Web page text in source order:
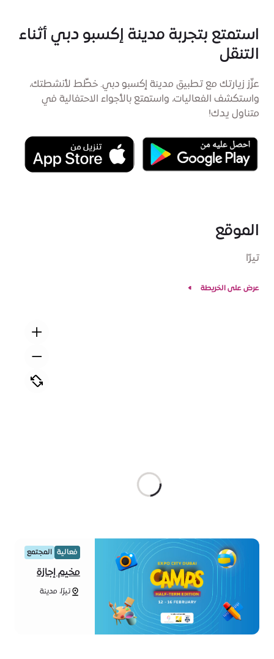
استمتع بتجربة مدينة إكسبو دبي أثناء
التنقل
عزّز زيارتك مع تطبيق مدينة إكسبو دبي. خطِّط لأنشطتك،
واستكشف الفعاليات، واستمتع بالأجواء الاحتفالية في
متناول يدك!
الموقع
تيرّا
عرض على الخريطة
فعالية المجتمع
مخيم إجازة
منتصف
الفصل
تيرّا، مدينة